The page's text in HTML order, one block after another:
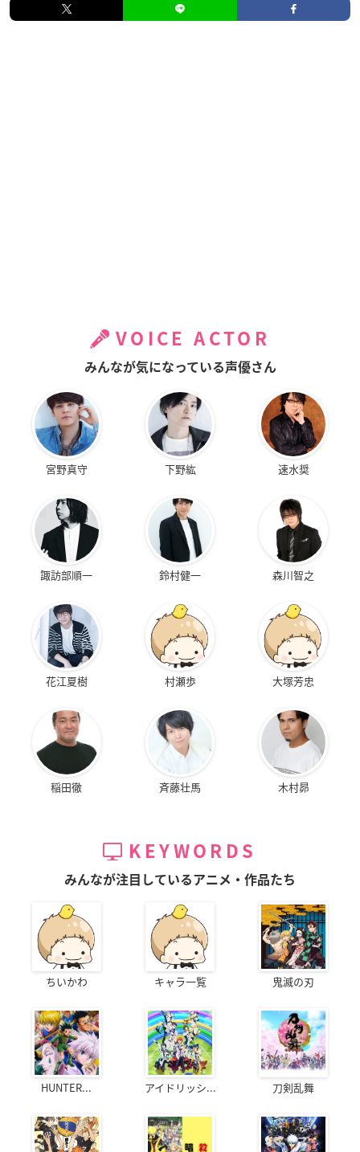
VOICE ACTOR
みんなが気になっている声優さん
宮野真守 下野紘 速水奨
諏訪部順一 鈴村健一 森川智之
花江夏樹 村瀬歩 大塚芳忠
稲田徹 斉藤壮馬 木村昴
KEYWORDS
みんなが注目しているアニメ・作品たち
ちいかわ キャラ一覧 鬼滅の刃
HUNTER... アイドリッシ... 刀剣乱舞